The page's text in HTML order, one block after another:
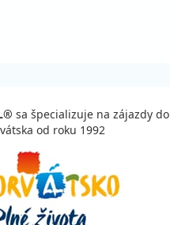
sa špecializuje na zájazdy do
od roku 1992